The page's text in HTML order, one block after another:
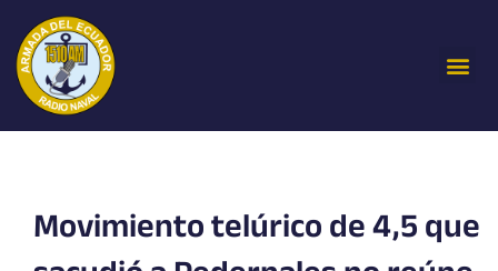
contenido
Movimiento telúrico de 4,5 que